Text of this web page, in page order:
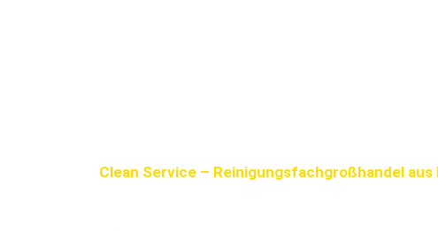
Clean Service – Reinigungsfachgroßhandel aus